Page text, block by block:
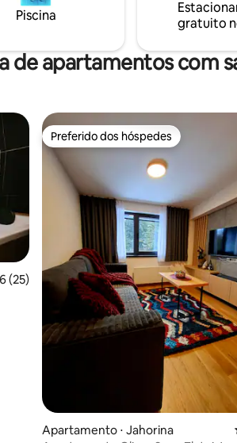
Piscina
gratuito
de apartamentos com
uma avaliação média de 5, 25 avaliações
(25)
Preferido dos hóspedes
Preferido dos hóspedes
Apartamento ⋅ Jahorina